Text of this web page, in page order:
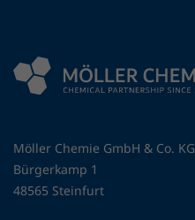
Möller Chemie GmbH & Co. KG
Bürgerkamp 1
48565 Steinfurt